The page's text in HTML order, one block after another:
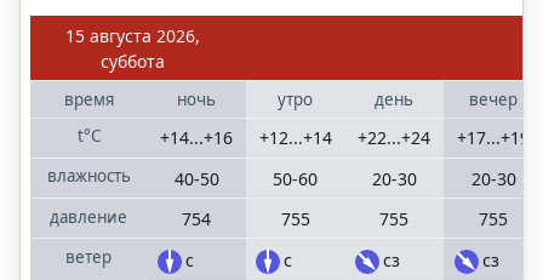
15 августа 2026,
суббота
время
t°C
влажность
давление
ветер
ночь
+14...+16
40-50
754
с
утро
+12...+14
50-60
755
с
день
+22...+24
20-30
755
сз
вечер
+17...+19
20-30
755
сз